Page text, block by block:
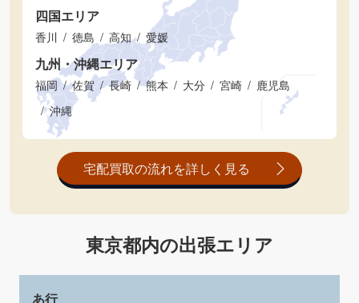
四国エリア
香川 徳島 高知 愛媛
九州・沖縄エリア
福岡 佐賀 長崎 熊本 大分 宮崎
鹿児島
沖縄
宅配買取の流れを詳しく見る
東京都内の出張エリア
あ行